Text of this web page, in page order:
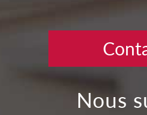
nous